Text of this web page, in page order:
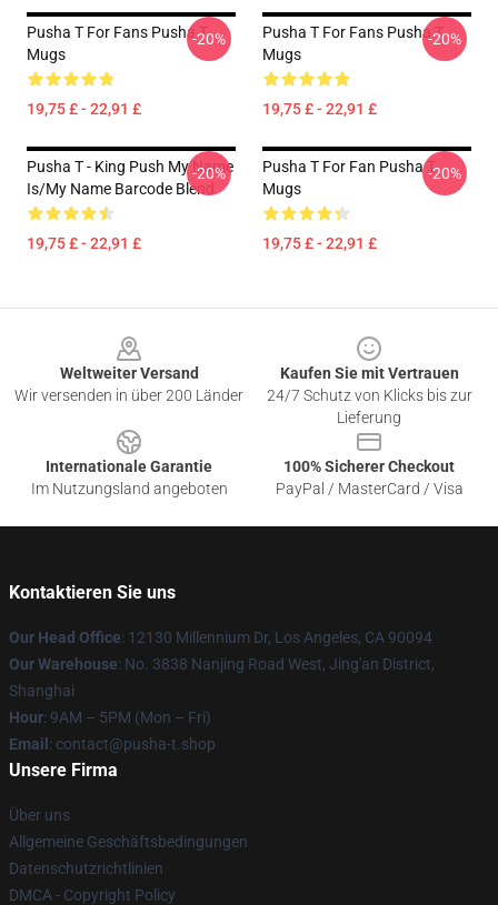
Pusha T For Fans Pusha T
Mugs
19,75 £ - 22,91 £
-20%
Pusha T For Fans Pusha T
Mugs
19,75 £ - 22,91 £
-20%
Pusha T - King Push My Name
Is/My Name Barcode Blend
19,75 £ - 22,91 £
-20%
Pusha T For Fan Pusha T
Mugs
19,75 £ - 22,91 £
-20%
Weltweiter Versand
Wir versenden in über 200 Länder
Kaufen Sie mit Vertrauen
24/7 Schutz von Klicks bis zur
Lieferung
Internationale Garantie
Im Nutzungsland angeboten
100% Sicherer Checkout
PayPal / MasterCard / Visa
Kontaktieren Sie uns
Our Head Office: 12130 Millennium Dr, Los Angeles, CA 90094
Our Warehouse: No. 3838 Nanjing Road West, Jing'an District,
Shanghai
Hour: 9AM – 5PM (Mon – Fri)
Email : contact@pusha-t.shop
Unsere Firma
Über uns
Allgemeine Geschäftsbedingungen
Datenschutzrichtlinien
DMCA - Copyright Policy